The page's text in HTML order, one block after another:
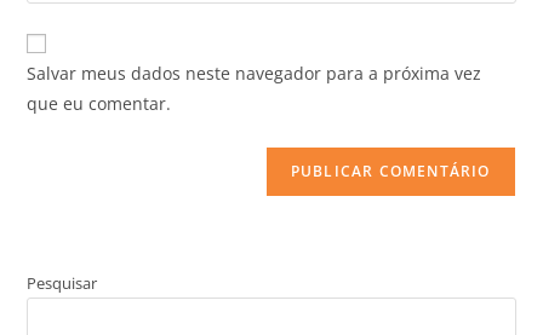
Salvar meus dados neste navegador para a próxima vez
que eu comentar.
Pesquisar